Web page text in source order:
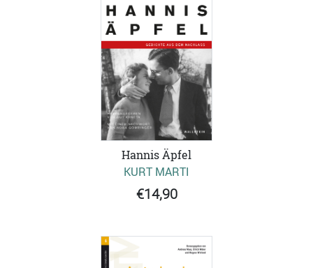
Hannis Äpfel
KURT MARTI
€14,90